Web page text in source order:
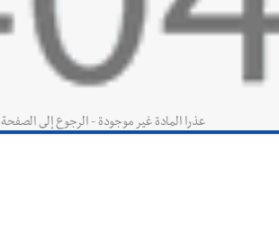
عذرا المادة غير موجودة - الرجوع إلى الصفحة